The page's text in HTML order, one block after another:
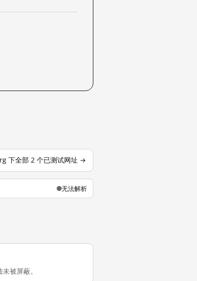
下全部 2 个已测试网址 →
无法解析
被屏蔽。